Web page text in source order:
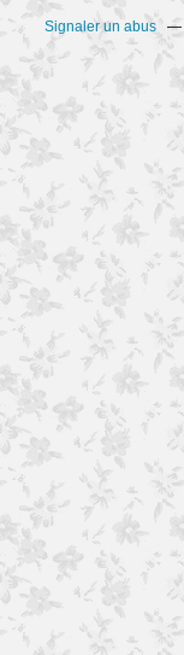
Signaler un abus